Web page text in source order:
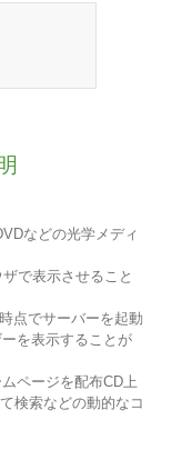
などの光学メディ
で表示させること
点でサーバーを起動
を表示することが
ページを配布CD上
検索などの動的なコ